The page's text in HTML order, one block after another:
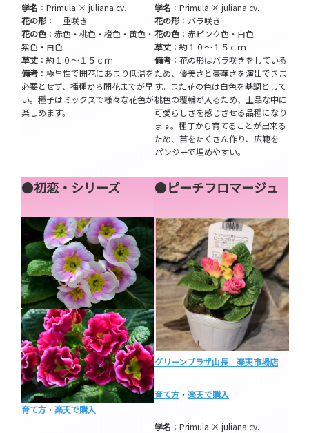
学名 ：Primula × juliana cv.
花の形 ：一重咲き
花の色 ：赤色・桃色・橙色・黄色・
紫色・白色
草丈 ：約１０～１５ｃｍ
備考 ：極早性で開花にあまり低温を
必要とせず、播種から開花までが早
い。種子はミックスで様々な花色が
楽しめます。
学名 ：Primula × juliana cv.
花の形 ：バラ咲き
花の色 ：赤ピンク色・白色
草丈 ：約１０～１５ｃｍ
備考 ：花の形はバラ咲きをしている
ため、優美さと豪華さを演出できま
す。また花の色は白色を基調として
桃色の覆輪が入るため、上品な中に
可愛らしさを感じさせる品種になり
ます。種子から育てることが出来る
ため、苗をたくさん作り、広範を
パンジーで埋めやすい。
●初恋・シリーズ
育て方 ・楽天で購入
●ピーチフロマージュ
グリーンプラザ山長 楽天市場店
育て方 ・ 楽天で購入
学名 ：Primula × juliana cv.